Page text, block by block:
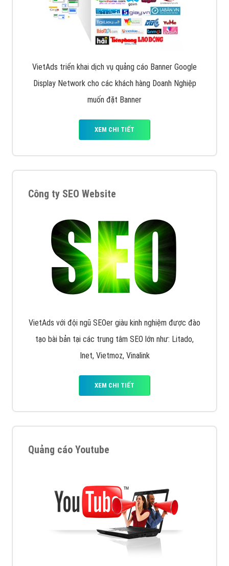
VietAds triển khai dịch vụ quảng cáo Banner Google
Display Network cho các khách hàng Doanh Nghiệp
muốn đặt Banner
XEM CHI TIẾT
Công ty SEO Website
VietAds với đội ngũ SEOer giàu kinh nghiệm được đào
tạo bài bản tại các trung tâm SEO lớn như: Litado,
Inet, Vietmoz, Vinalink
XEM CHI TIẾT
Quảng cáo Youtube